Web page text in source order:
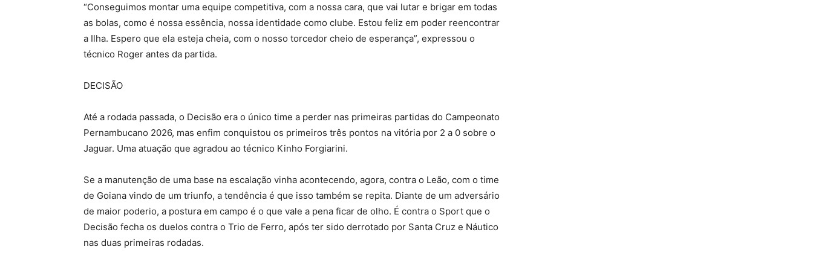
“Conseguimos montar uma equipe competitiva, com a nossa cara, que vai lutar e brigar em todas
as bolas, como é nossa essência, nossa identidade como clube. Estou feliz em poder reencontrar
a Ilha. Espero que ela esteja cheia, com o nosso torcedor cheio de esperança”, expressou o
técnico Roger antes da partida.
DECISÃO
Até a rodada passada, o Decisão era o único time a perder nas primeiras partidas do Campeonato
Pernambucano 2026, mas enfim conquistou os primeiros três pontos na vitória por 2 a 0 sobre o
Jaguar. Uma atuação que agradou ao técnico Kinho Forgiarini.
Se a manutenção de uma base na escalação vinha acontecendo, agora, contra o Leão, com o time
de Goiana vindo de um triunfo, a tendência é que isso também se repita. Diante de um adversário
de maior poderio, a postura em campo é o que vale a pena ficar de olho. É contra o Sport que o
Decisão fecha os duelos contra o Trio de Ferro, após ter sido derrotado por Santa Cruz e Náutico
nas duas primeiras rodadas.